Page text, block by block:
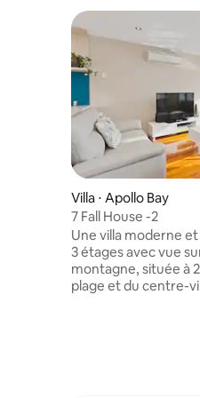
Villa ⋅ Apollo Bay
7 Fall House -2
Une villa moderne
3 étages avec vue
montagne, située à
plage et du centre-
View Villa est
au bord de la